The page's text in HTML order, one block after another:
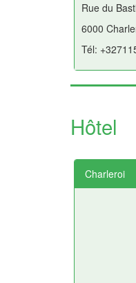
Rue du
6000
Tél:
Hôtel
Charleroi